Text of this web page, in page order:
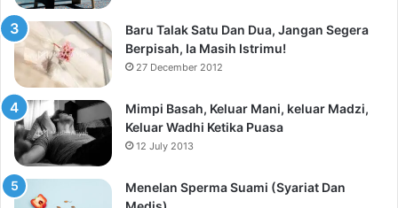
Baru Talak Satu Dan Dua, Jangan Segera
Berpisah, Ia Masih Istrimu!
27 December 2012
Mimpi Basah, Keluar Mani, keluar Madzi,
Keluar Wadhi Ketika Puasa
12 July 2013
Menelan Sperma Suami (Syariat Dan